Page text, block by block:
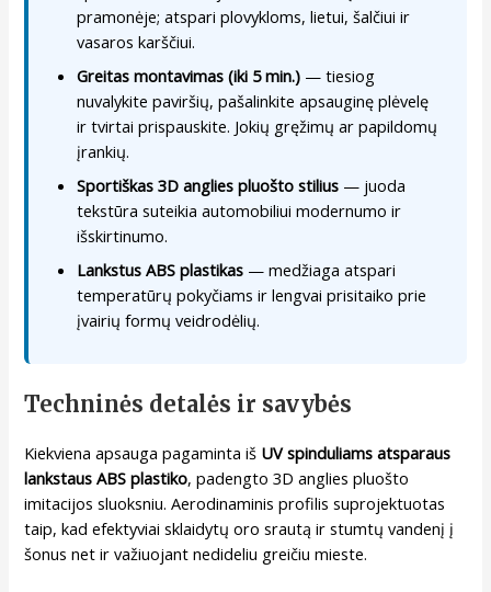
pramonėje; atspari plovykloms, lietui, šalčiui ir
vasaros karščiui.
Greitas montavimas (iki 5 min.) — tiesiog
nuvalykite paviršių, pašalinkite apsauginę plėvelę
ir tvirtai prispauskite. Jokių gręžimų ar papildomų
įrankių.
Sportiškas 3D anglies pluošto stilius — juoda
tekstūra suteikia automobiliui modernumo ir
išskirtinumo.
Lankstus ABS plastikas — medžiaga atspari
temperatūrų pokyčiams ir lengvai prisitaiko prie
įvairių formų veidrodėlių.
Techninės detalės ir savybės
Kiekviena apsauga pagaminta iš UV spinduliams atsparaus
lankstaus ABS plastiko, padengto 3D anglies pluošto
imitacijos sluoksniu. Aerodinaminis profilis suprojektuotas
taip, kad efektyviai sklaidytų oro srautą ir stumtų vandenį į
šonus net ir važiuojant nedideliu greičiu mieste.